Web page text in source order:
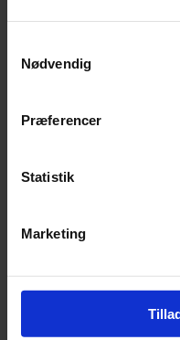
Nødvendig
Præferencer
Statistik
Marketing
ZDF anklages for kujonagtig
med Igor Levit og Danger